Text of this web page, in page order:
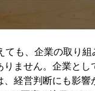
ても、企業の取り
ません。企業と
経営判断にも影響